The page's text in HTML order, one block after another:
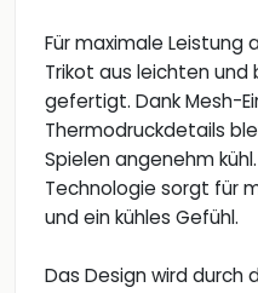
Für maximale Leistung
Trikot aus leichten
gefertigt. Dank Mesh-
Thermodruckdetails
Spielen angenehm kühl.
Technologie sorgt für
und ein kühles Gefühl.
Das Design wird durch